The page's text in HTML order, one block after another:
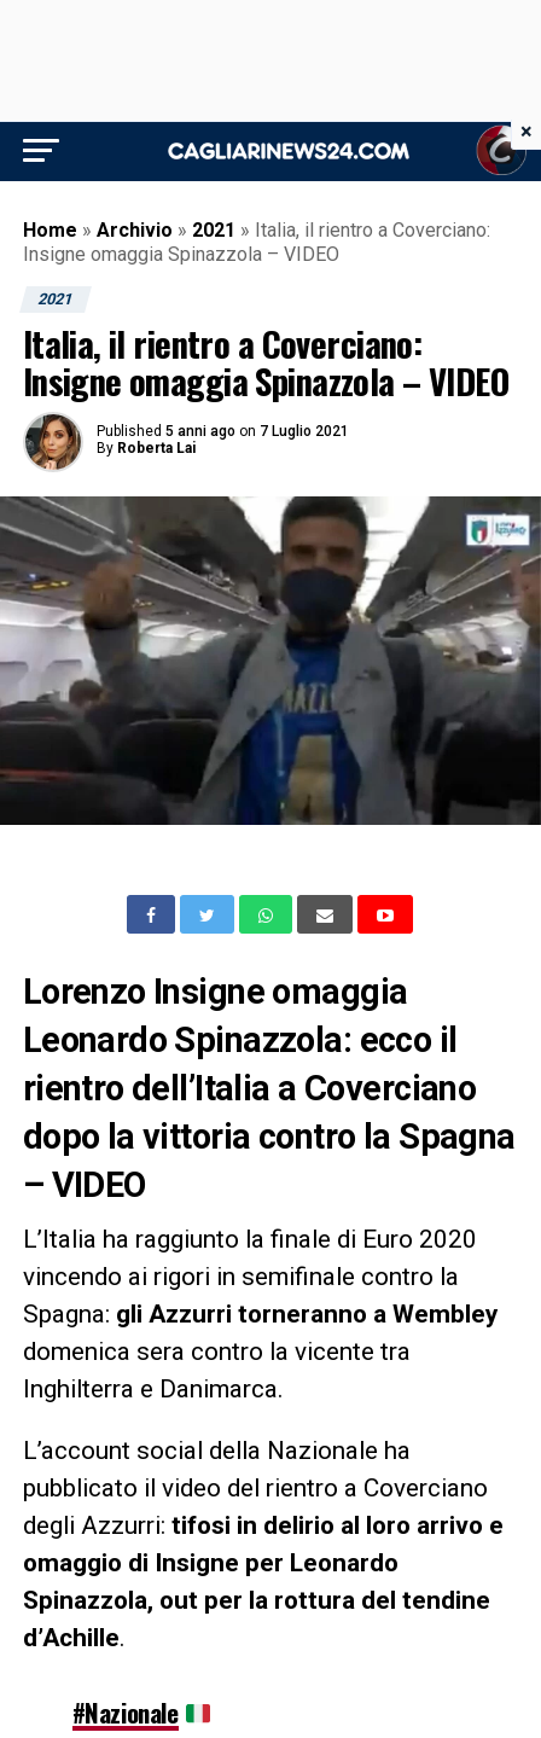
Home » Archivio » 2021 » Italia, il rientro a Coverciano:
Insigne omaggia Spinazzola – VIDEO
2021
Italia, il rientro a Coverciano:
Insigne omaggia Spinazzola – VIDEO
Published 5 anni ago on 7 Luglio 2021
By Roberta Lai
Lorenzo Insigne omaggia
Leonardo Spinazzola: ecco il
rientro dell’Italia a Coverciano
dopo la vittoria contro la Spagna
– VIDEO
L’Italia ha raggiunto la finale di Euro 2020
vincendo ai rigori in semifinale contro la
Spagna: gli Azzurri torneranno a Wembley
domenica sera contro la vicente tra
Inghilterra e Danimarca.
L’account social della Nazionale ha
pubblicato il video del rientro a Coverciano
degli Azzurri: tifosi in delirio al loro arrivo e
omaggio di Insigne per Leonardo
Spinazzola, out per la rottura del tendine
d’Achille.
#Nazionale
×